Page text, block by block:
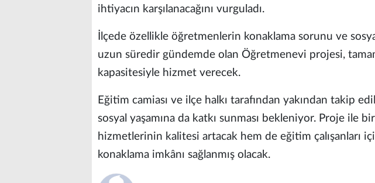
ihtiyacın karşılanacağını vurguladı.
İlçede özellikle öğretmenlerin konaklama sorunu ve
uzun süredir gündemde olan Öğretmenevi projesi,
kapasitesiyle hizmet verecek.
Eğitim camiası ve ilçe halkı tarafından yakından takip
sosyal yaşamına da katkı sunması bekleniyor. Proje ile
hizmetlerinin kalitesi artacak hem de eğitim çalışanları
konaklama imkânı sağlanmış olacak.